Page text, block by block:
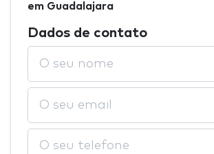
em Guadalajara
Dados de contato